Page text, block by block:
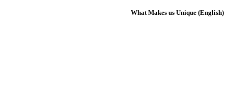
(English) What Makes us Unique